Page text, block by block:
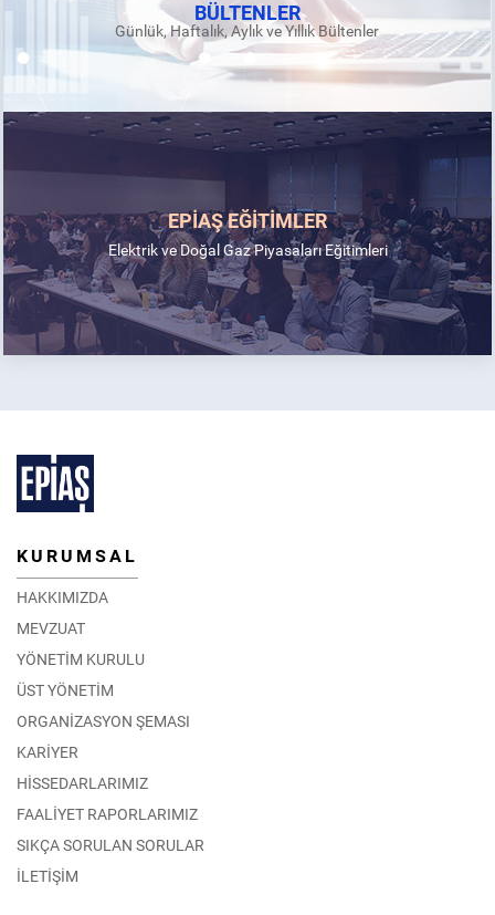
BÜLTENLER
Günlük, Haftalık, Aylık ve Yıllık Bültenler
EPİAŞ EĞİTİMLER
Elektrik ve Doğal Gaz Piyasaları Eğitimleri
KURUMSAL
HAKKIMIZDA
MEVZUAT
YÖNETİM KURULU
ÜST YÖNETİM
ORGANİZASYON ŞEMASI
KARİYER
HİSSEDARLARIMIZ
FAALİYET RAPORLARIMIZ
SIKÇA SORULAN SORULAR
İLETİŞİM